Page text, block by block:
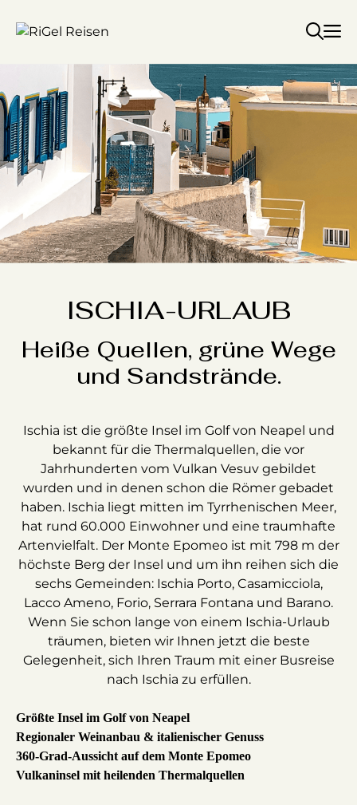
Inhalt
ISCHIA-URLAUB
Heiße Quellen, grüne Wege
und Sandstrände.
Ischia ist die größte Insel im Golf von Neapel und
bekannt für die Thermalquellen, die vor
Jahrhunderten vom Vulkan Vesuv gebildet
wurden und in denen schon die Römer gebadet
haben. Ischia liegt mitten im Tyrrhenischen Meer,
hat rund 60.000 Einwohner und eine traumhafte
Artenvielfalt. Der Monte Epomeo ist mit 798 m der
höchste Berg der Insel und um ihn reihen sich die
sechs Gemeinden: Ischia Porto, Casamicciola,
Lacco Ameno, Forio, Serrara Fontana und Barano.
Wenn Sie schon lange von einem Ischia-Urlaub
träumen, bieten wir Ihnen jetzt die beste
Gelegenheit, sich Ihren Traum mit einer Busreise
nach Ischia zu erfüllen.
Größte Insel im Golf von Neapel
Regionaler Weinanbau & italienischer Genuss
360-Grad-Aussicht auf dem Monte Epomeo
Vulkaninsel mit heilenden Thermalquellen